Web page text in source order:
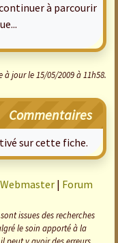
à parcourir
à jour le 15/05/2009 à 11h58.
Commentaires
sur cette fiche.
| Forum
issues des recherches
le soin apporté à la